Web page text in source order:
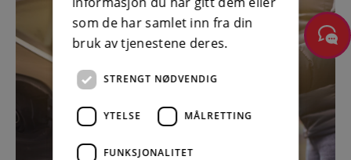
som de har samlet inn fra din
bruk av tjenestene deres.
STRENGT NØDVENDIG
YTELSE MÅLRETTING
FUNKSJONALITET